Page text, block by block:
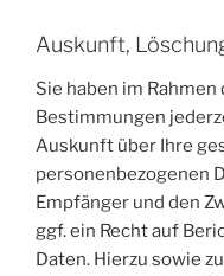
Auskunft,
Sie haben im
Bestimmungen
Auskunft über Ihre
personenbezogenen
Empfänger und den
ggf. ein Recht auf
Daten. Hierzu sowie